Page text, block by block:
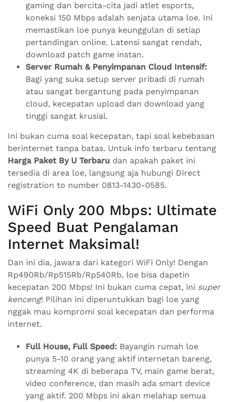
gaming dan bercita-cita jadi atlet esports,
koneksi 150 Mbps adalah senjata utama loe. Ini
memastikan loe punya keunggulan di setiap
pertandingan online. Latensi sangat rendah,
download patch game instan.
Server Rumah & Penyimpanan Cloud Intensif:
Bagi yang suka setup server pribadi di rumah
atau sangat bergantung pada penyimpanan
cloud, kecepatan upload dan download yang
tinggi sangat krusial.
Ini bukan cuma soal kecepatan, tapi soal kebebasan
berinternet tanpa batas. Untuk info terbaru tentang
Harga Paket By U Terbaru dan apakah paket ini
tersedia di area loe, langsung aja hubungi Direct
registration to number 0813-1430-0585.
WiFi Only 200 Mbps: Ultimate
Speed Buat Pengalaman
Internet Maksimal!
Dan ini dia, jawara dari kategori WiFi Only! Dengan
Rp490Rb/Rp515Rb/Rp540Rb, loe bisa dapetin
kecepatan 200 Mbps! Ini bukan cuma cepat, ini super
kenceng! Pilihan ini diperuntukkan bagi loe yang
nggak mau kompromi soal kecepatan dan performa
internet.
Full House, Full Speed: Bayangin rumah loe
punya 5-10 orang yang aktif internetan bareng,
streaming 4K di beberapa TV, main game berat,
video conference, dan masih ada smart device
yang aktif. 200 Mbps ini akan melahap semua